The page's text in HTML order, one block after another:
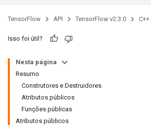
TensorFlow API TensorFlow v2.3.0 C++
Isso foi útil?
Nesta página
Resumo
Construtores e Destruidores
Atributos públicos
Funções públicas
Atributos públicos